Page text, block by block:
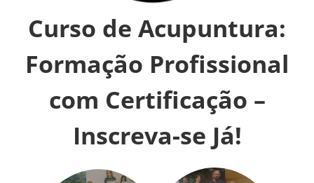
Curso de Acupuntura:
Formação Profissional
com Certificação –
Inscreva-se Já!